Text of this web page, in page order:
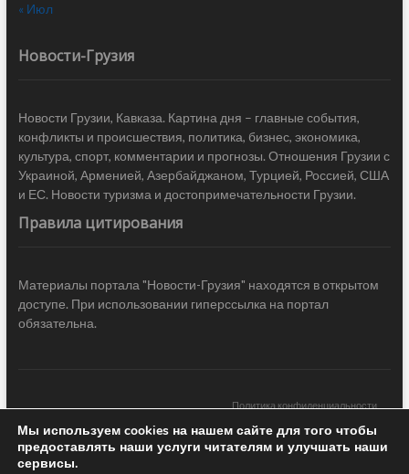
« Июл
Новости-Грузия
Новости Грузии, Кавказа. Картина дня – главные события,
конфликты и происшествия, политика, бизнес, экономика,
культура, спорт, комментарии и прогнозы. Отношения Грузии с
Украиной, Арменией, Азербайджаном, Турцией, Россией, США
и ЕС. Новости туризма и достопримечательности Грузии.
Правила цитирования
Материалы портала "Новости-Грузия" находятся в открытом
доступе. При использовании гиперссылка на портал
обязательна.
Политика конфиденциальности
Новости Грузии| Black Sea Press LTD © 2020 All Rights Reserved /
Design & development —
Мы используем cookies на нашем сайте для того чтобы
предоставлять наши услуги читателям и улучшать наши
сервисы.